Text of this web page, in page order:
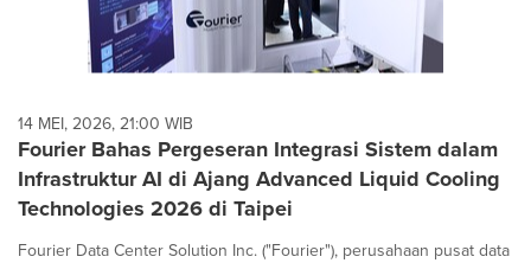
14 MEI, 2026, 21:00 WIB
Fourier Bahas Pergeseran Integrasi Sistem dalam
Infrastruktur AI di Ajang Advanced Liquid Cooling
Technologies 2026 di Taipei
Fourier Data Center Solution Inc. ("Fourier"), perusahaan pusat data